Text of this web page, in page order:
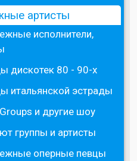
артисты
исполнители,
дискотек 80 - 90-х
итальянской эстрады
и другие шоу
группы и артисты
оперные певцы